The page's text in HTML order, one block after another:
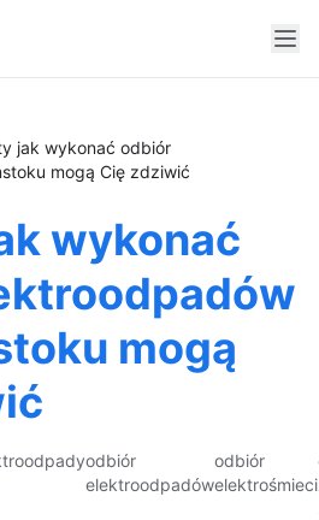
jak wykonać odbiór
mogą Cię zdziwić
wykonać
mogą
odbiór
elektroodpadów
odbiór
elektrośmieci